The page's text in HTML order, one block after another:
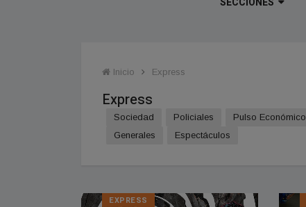
Inicio Express
Express
Sociedad Policiales Pulso Económico
Generales
Espectáculos
EXPRESS